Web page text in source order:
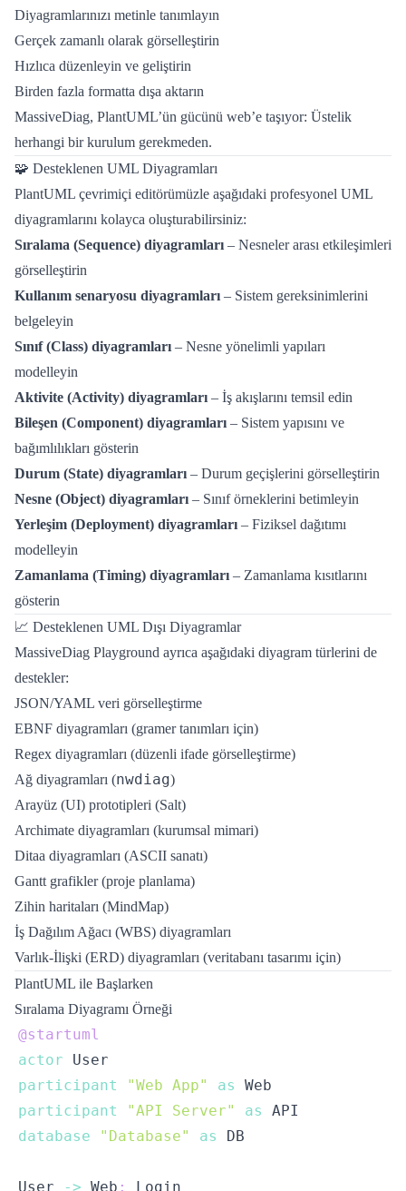
Diyagramlarınızı metinle tanımlayın
Gerçek zamanlı olarak görselleştirin
Hızlıca düzenleyin ve geliştirin
Birden fazla formatta dışa aktarın
MassiveDiag, PlantUML’ün gücünü web’e taşıyor: Üstelik
herhangi bir kurulum gerekmeden.
🧩 Desteklenen UML Diyagramları
PlantUML çevrimiçi editörümüzle aşağıdaki profesyonel UML
diyagramlarını kolayca oluşturabilirsiniz:
Sıralama (Sequence) diyagramları – Nesneler arası etkileşimleri
görselleştirin
Kullanım senaryosu diyagramları – Sistem gereksinimlerini
belgeleyin
Sınıf (Class) diyagramları – Nesne yönelimli yapıları
modelleyin
Aktivite (Activity) diyagramları – İş akışlarını temsil edin
Bileşen (Component) diyagramları – Sistem yapısını ve
bağımlılıkları gösterin
Durum (State) diyagramları – Durum geçişlerini görselleştirin
Nesne (Object) diyagramları – Sınıf örneklerini betimleyin
Yerleşim (Deployment) diyagramları – Fiziksel dağıtımı
modelleyin
Zamanlama (Timing) diyagramları – Zamanlama kısıtlarını
gösterin
📈 Desteklenen UML Dışı Diyagramlar
MassiveDiag Playground ayrıca aşağıdaki diyagram türlerini de
destekler:
JSON/YAML veri görselleştirme
EBNF diyagramları (gramer tanımları için)
Regex diyagramları (düzenli ifade görselleştirme)
Ağ diyagramları (nwdiag)
Arayüz (UI) prototipleri (Salt)
Archimate diyagramları (kurumsal mimari)
Ditaa diyagramları (ASCII sanatı)
Gantt grafikler (proje planlama)
Zihin haritaları (MindMap)
İş Dağılım Ağacı (WBS) diyagramları
Varlık-İlişki (ERD) diyagramları (veritabanı tasarımı için)
PlantUML ile Başlarken
Sıralama Diyagramı Örneği
@startuml
actor
participant
"Web App" as
participant
"API Server" as
database
"Database" as
User -> Web :